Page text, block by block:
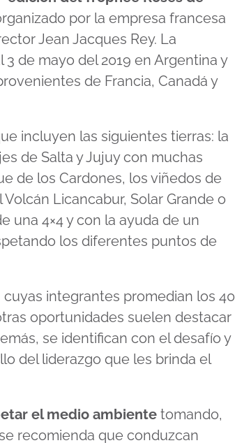
por la empresa francesa
Jean Jacques Rey. La
de mayo del 2019 en Argentina y
de Francia, Canadá y
incluyen las siguientes tierras: la
de Salta y Jujuy con muchas
de los Cardones, los viñedos de
Licancabur, Solar Grande o
una 4×4 y con la ayuda de un
los diferentes puntos de
cuyas integrantes promedian los 40
oportunidades suelen destacar
se identifican con el desafío y
del liderazgo que les brinda el
el medio ambiente tomando,
recomienda que conduzcan